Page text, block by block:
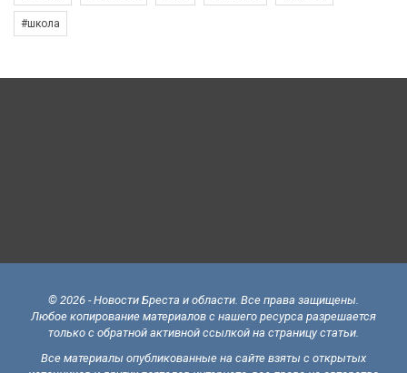
#школа
© 2026 - Новости Бреста и области. Все права защищены.
Любое копирование материалов с нашего ресурса разрешается
только с обратной активной ссылкой на страницу статьи.
Все материалы опубликованные на сайте взяты с открытых